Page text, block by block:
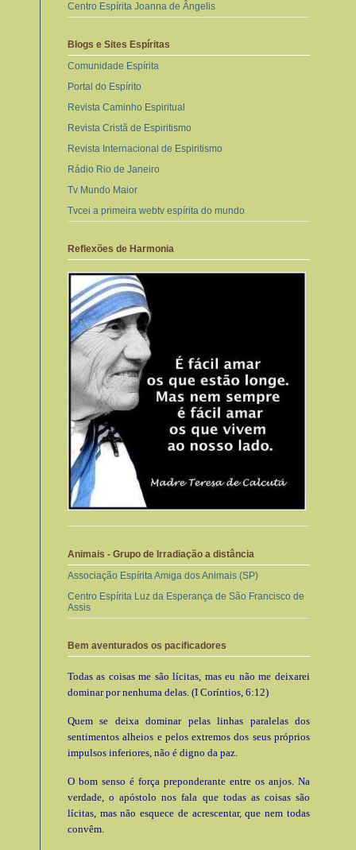
Centro Espírita Joanna de Ângelis
Blogs e Sites Espíritas
Comunidade Espírita
Portal do Espírito
Revista Caminho Espiritual
Revista Cristã de Espiritismo
Revista Internacional de Espiritismo
Rádio Rio de Janeiro
Tv Mundo Maior
Tvcei a primeira webtv espírita do mundo
Reflexões de Harmonia
Animais - Grupo de Irradiação a distância
Associação Espírita Amiga dos Animais (SP)
Centro Espírita Luz da Esperança de São Francisco de
Assis
Bem aventurados os pacificadores
Todas as coisas me são lícitas, mas eu não me deixarei
dominar por nenhuma delas. (I Coríntios, 6:12)
Quem se deixa dominar pelas linhas paralelas dos
sentimentos alheios e pelos extremos dos seus próprios
impulsos inferiores, não é digno da paz.
O bom senso é força preponderante entre os anjos. Na
verdade, o apóstolo nos fala que todas as coisas são
lícitas, mas não esquece de acrescentar, que nem todas
convêm.